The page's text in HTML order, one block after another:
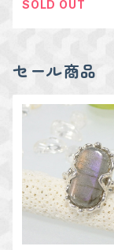
SOLD OUT
セール商品